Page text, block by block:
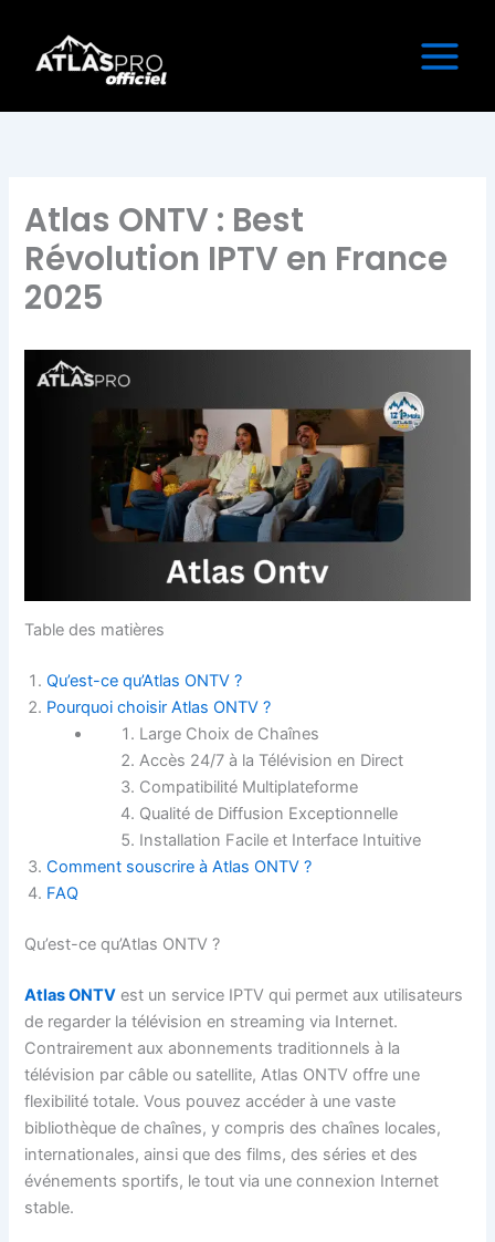
contenu
Atlas ONTV : Best
Révolution IPTV en France
2025
Table des matières
Qu’est-ce qu’Atlas ONTV ?
Pourquoi choisir Atlas ONTV ?
Large Choix de Chaînes
Accès 24/7 à la Télévision en Direct
Compatibilité Multiplateforme
Qualité de Diffusion Exceptionnelle
Installation Facile et Interface Intuitive
Comment souscrire à Atlas ONTV ?
FAQ
Qu’est-ce qu’Atlas ONTV ?
Atlas ONTV est un service IPTV qui permet aux utilisateurs
de regarder la télévision en streaming via Internet.
Contrairement aux abonnements traditionnels à la
télévision par câble ou satellite, Atlas ONTV offre une
flexibilité totale. Vous pouvez accéder à une vaste
bibliothèque de chaînes, y compris des chaînes locales,
internationales, ainsi que des films, des séries et des
événements sportifs, le tout via une connexion Internet
stable.